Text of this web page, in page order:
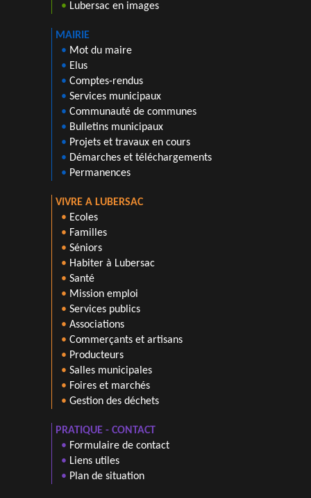
• Lubersac en images
MAIRIE
• Mot du maire
• Elus
• Comptes-rendus
• Services municipaux
• Communauté de communes
• Bulletins municipaux
• Projets et travaux en cours
• Démarches et téléchargements
• Permanences
VIVRE A LUBERSAC
• Ecoles
• Familles
• Séniors
• Habiter à Lubersac
• Santé
• Mission emploi
• Services publics
• Associations
• Commerçants et artisans
• Producteurs
• Salles municipales
• Foires et marchés
• Gestion des déchets
PRATIQUE - CONTACT
• Formulaire de contact
• Liens utiles
• Plan de situation